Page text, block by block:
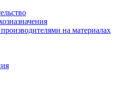
на материалах